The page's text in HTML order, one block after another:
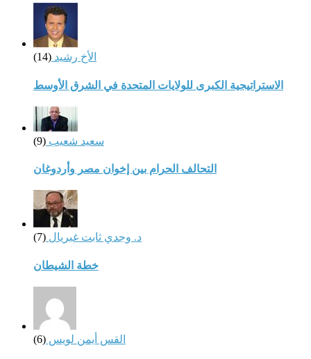
الأخ رشيد (14)
الاستراتيجية الكبرى للولايات المتحدة في الشرق الأوسط
سعيد شعيب (9)
التحالف الحرام بين إخوان مصر وأردوغان
د. وجدي ثابت غبريال (7)
خطة الشيطان
القس أيمن لويس (6)